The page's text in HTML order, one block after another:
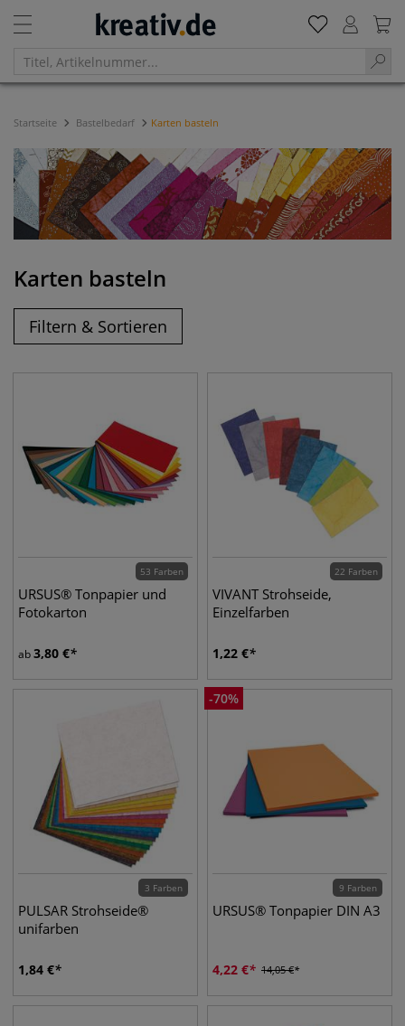
Startseite Bastelbedarf Karten basteln
Karten basteln
Filtern & Sortieren
53 Farben
URSUS® Tonpapier und
Fotokarton
ab3,80 €
22 Farben
VIVANT Strohseide,
Einzelfarben
1,22 €
3 Farben
PULSAR Strohseide®
unifarben
1,84 €
-70%
9 Farben
URSUS® Tonpapier DIN A3
4,22 € 14,05€